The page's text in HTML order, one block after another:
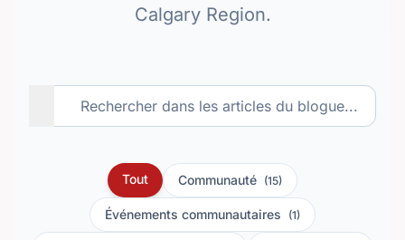
Calgary Region.
Tout Communauté (15)
Événements communautaires (1)